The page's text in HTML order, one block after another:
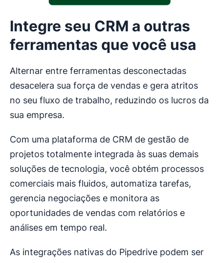
Integre seu CRM a outras
ferramentas que você usa
Alternar entre ferramentas desconectadas
desacelera sua força de vendas e gera atritos
no seu fluxo de trabalho, reduzindo os lucros da
sua empresa.
Com uma plataforma de CRM de gestão de
projetos totalmente integrada às suas demais
soluções de tecnologia, você obtém processos
comerciais mais fluidos, automatiza tarefas,
gerencia negociações e monitora as
oportunidades de vendas com relatórios e
análises em tempo real.
As integrações nativas do Pipedrive podem ser